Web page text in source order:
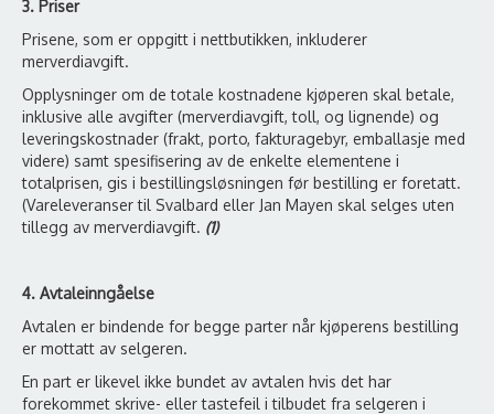
3. Priser
Prisene, som er oppgitt i nettbutikken, inkluderer
merverdiavgift.
Opplysninger om de totale kostnadene kjøperen skal betale,
inklusive alle avgifter (merverdiavgift, toll, og lignende) og
leveringskostnader (frakt, porto, fakturagebyr, emballasje med
videre) samt spesifisering av de enkelte elementene i
totalprisen, gis i bestillingsløsningen før bestilling er foretatt.
(Vareleveranser til Svalbard eller Jan Mayen skal selges uten
tillegg av merverdiavgift. (1)
4. Avtaleinngåelse
Avtalen er bindende for begge parter når kjøperens bestilling
er mottatt av selgeren.
En part er likevel ikke bundet av avtalen hvis det har
forekommet skrive- eller tastefeil i tilbudet fra selgeren i